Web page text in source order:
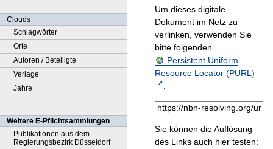
Clouds
Schlagwörter
Orte
Autoren / Beteiligte
Verlage
Jahre
Weitere E-Pflichtsammlungen
Publikationen aus dem
Regierungsbezirk Düsseldorf
Um dieses digitale
Dokument im Netz zu
verlinken, verwenden Sie
bitte folgenden
Persistent Uniform
Resource Locator (PURL)
:
Sie können die Auflösung
des Links auch hier testen: